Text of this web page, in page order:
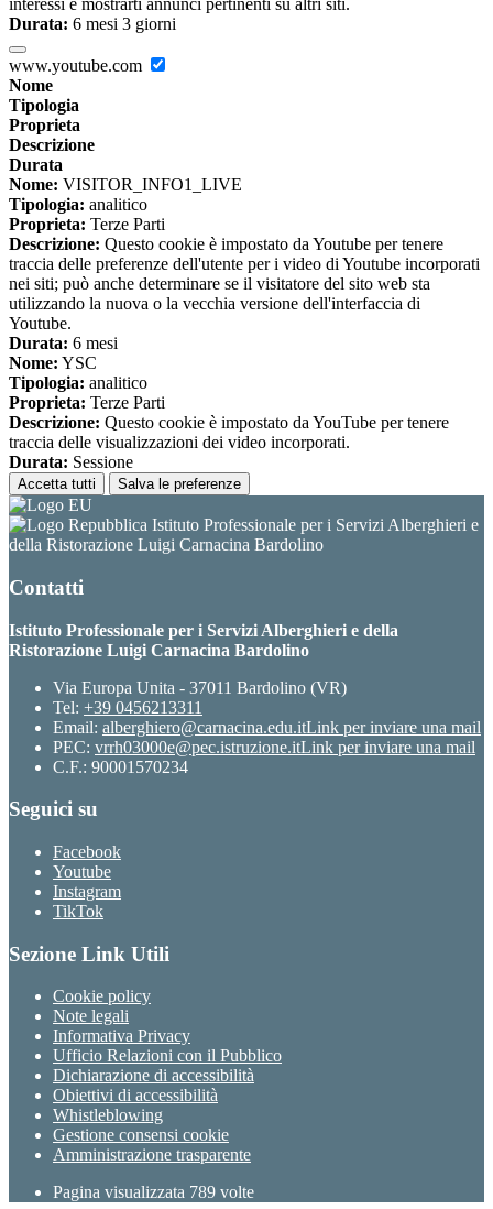
interessi e mostrarti annunci pertinenti su altri siti.
Durata: 6 mesi 3 giorni
www.youtube.com
Nome
Tipologia
Proprieta
Descrizione
Durata
Nome: VISITOR_INFO1_LIVE
Tipologia: analitico
Proprieta: Terze Parti
Descrizione: Questo cookie è impostato da Youtube per tenere
traccia delle preferenze dell'utente per i video di Youtube incorporati
nei siti; può anche determinare se il visitatore del sito web sta
utilizzando la nuova o la vecchia versione dell'interfaccia di
Youtube.
Durata: 6 mesi
Nome: YSC
Tipologia: analitico
Proprieta: Terze Parti
Descrizione: Questo cookie è impostato da YouTube per tenere
traccia delle visualizzazioni dei video incorporati.
Durata: Sessione
Accetta tutti Salva le preferenze
Istituto Professionale per i Servizi Alberghieri e
della Ristorazione Luigi Carnacina Bardolino
Contatti
Istituto Professionale per i Servizi Alberghieri e della
Ristorazione Luigi Carnacina Bardolino
Via Europa Unita - 37011 Bardolino (VR)
Tel: +39 0456213311
Email: alberghiero@carnacina.edu.itLink per inviare una mail
PEC: vrrh03000e@pec.istruzione.itLink per inviare una mail
C.F.: 90001570234
Seguici su
Facebook
Youtube
Instagram
TikTok
Sezione Link Utili
Cookie policy
Note legali
Informativa Privacy
Ufficio Relazioni con il Pubblico
Dichiarazione di accessibilità
Obiettivi di accessibilità
Whistleblowing
Gestione consensi cookie
Amministrazione trasparente
Pagina visualizzata 789 volte